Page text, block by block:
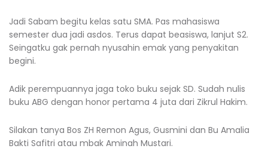
Jadi Sabam begitu kelas satu SMA. Pas mahasiswa
semester dua jadi asdos. Terus dapat beasiswa, lanjut S2.
Seingatku gak pernah nyusahin emak yang penyakitan
begini.
Adik perempuannya jaga toko buku sejak SD. Sudah nulis
buku ABG dengan honor pertama 4 juta dari Zikrul Hakim.
Silakan tanya Bos ZH Remon Agus, Gusmini dan Bu Amalia
Bakti Safitri atau mbak Aminah Mustari.